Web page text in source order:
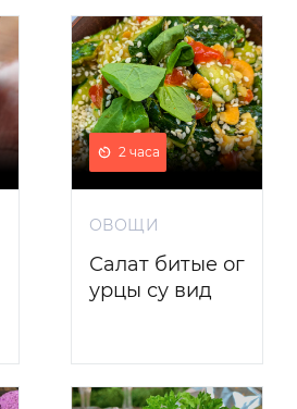
2 часа
ОВОЩИ
Салат битые ог
урцы су вид